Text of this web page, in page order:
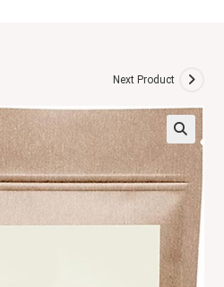
Next Product
🔍